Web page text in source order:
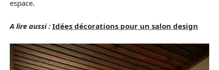
espace.
A lire aussi : Idées décorations pour un salon design